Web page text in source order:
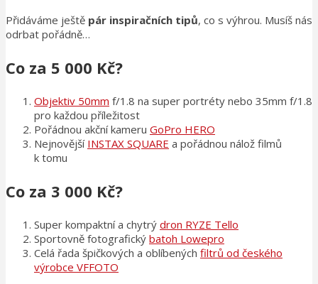
Přidáváme ještě pár inspiračních tipů, co s výhrou. Musíš nás
odrbat pořádně…
Co za 5 000 Kč?
Objektiv 50mm f/1.8 na super portréty nebo 35mm f/1.8
pro každou příležitost
Pořádnou akční kameru GoPro HERO
Nejnovější INSTAX SQUARE a pořádnou nálož filmů
k tomu
Co za 3 000 Kč?
Super kompaktní a chytrý dron RYZE Tello
Sportovně fotografický batoh Lowepro
Celá řada špičkových a oblíbených filtrů od českého
výrobce VFFOTO